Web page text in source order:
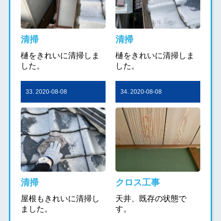
清掃
樋をきれいに清掃しま
した。
清掃
樋をきれいに清掃しま
した。
33. 2020-08-08
清掃
屋根もきれいに清掃し
ました。
34. 2020-08-08
クロス工事
天井、既存の状態で
す。